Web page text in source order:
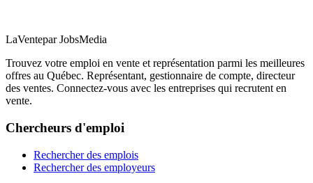
LaVentepar JobsMedia
Trouvez votre emploi en vente et représentation parmi les meilleures
offres au Québec. Représentant, gestionnaire de compte, directeur
des ventes. Connectez-vous avec les entreprises qui recrutent en
vente.
Chercheurs d'emploi
Rechercher des emplois
Rechercher des employeurs